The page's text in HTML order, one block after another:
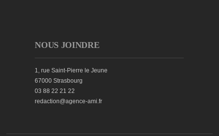
NOUS JOINDRE
1, rue Saint-Pierre le Jeune
67000 Strasbourg
03 88 22 21 22
redaction@agence-ami.fr